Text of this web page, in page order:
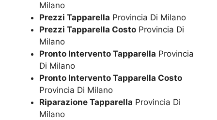
Milano
Prezzi Tapparella Provincia Di Milano
Prezzi Tapparella Costo Provincia Di
Milano
Pronto Intervento Tapparella Provincia
Di Milano
Pronto Intervento Tapparella Costo
Provincia Di Milano
Riparazione Tapparella Provincia Di
Milano